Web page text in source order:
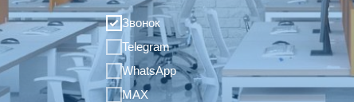
Звонок
Telegram
WhatsApp
MAX